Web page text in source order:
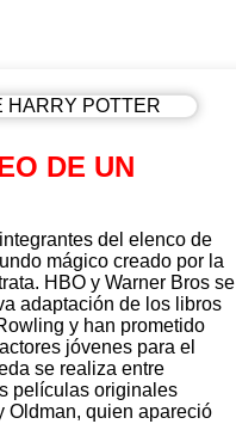
DE UN
del elenco de
mágico creado por la
HBO y Warner Bros se
adaptación de los libros
y han prometido
jóvenes para el
se realiza entre
películas originales
Oldman, quien apareció